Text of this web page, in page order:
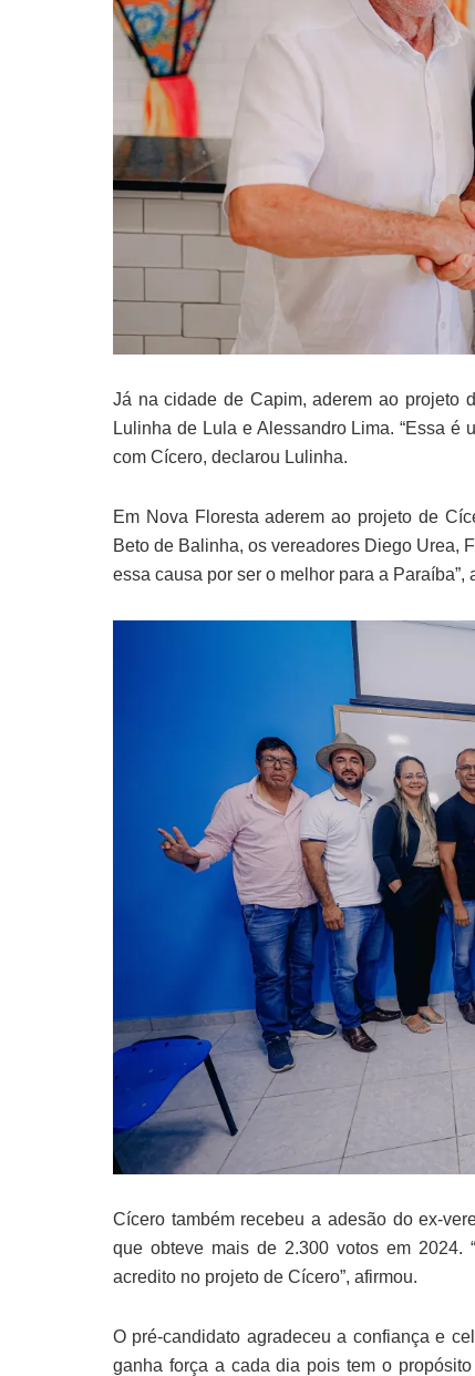
Já na cidade de Capim, aderem ao projeto
Lulinha de Lula e Alessandro Lima. “Essa
com Cícero, declarou Lulinha.
Em Nova Floresta aderem ao projeto de
Beto de Balinha, os vereadores Diego Urea,
essa causa por ser o melhor para a Paraíba”,
Cícero também recebeu a adesão do ex-
que obteve mais de 2.300 votos em 2024.
acredito no projeto de Cícero”, afirmou.
O pré-candidato agradeceu a confiança e
ganha força a cada dia pois tem o